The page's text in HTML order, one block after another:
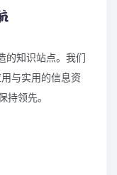
的知识站点。我们
与实用的信息资
持领先。